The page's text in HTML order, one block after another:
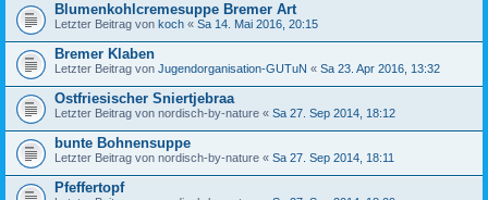
Blumenkohlcremesuppe Bremer Art
Letzter Beitrag von koch « Sa 14. Mai 2016, 20:15
Bremer Klaben
Letzter Beitrag von Jugendorganisation-GUTuN « Sa 23. Apr 2016, 13:32
Ostfriesischer Sniertjebraa
Letzter Beitrag von nordisch-by-nature « Sa 27. Sep 2014, 18:12
bunte Bohnensuppe
Letzter Beitrag von nordisch-by-nature « Sa 27. Sep 2014, 18:11
Pfeffertopf